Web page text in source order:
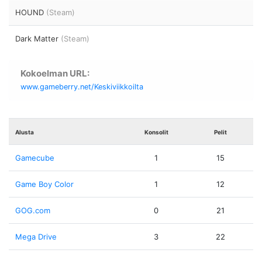
HOUND (Steam)
Dark Matter (Steam)
Kokoelman URL:
www.gameberry.net/Keskiviikkoilta
Alusta Konsolit Pelit
Gamecube 1 15
Game Boy Color 1 12
GOG.com 0 21
Mega Drive 3 22